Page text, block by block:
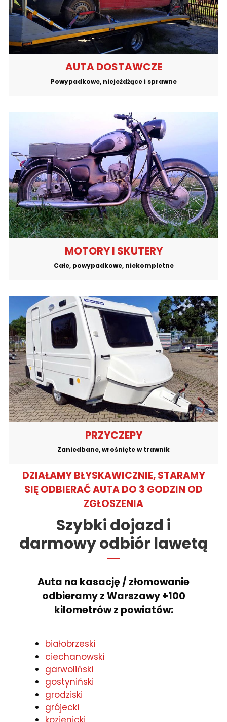
AUTA DOSTAWCZE
Powypadkowe, niejeżdżące i sprawne
MOTORY I SKUTERY
Całe, powypadkowe, niekompletne
PRZYCZEPY
Zaniedbane, wrośnięte w trawnik
DZIAŁAMY BŁYSKAWICZNIE, STARAMY
SIĘ ODBIERAĆ AUTA DO 3 GODZIN OD
ZGŁOSZENIA
Szybki dojazd i
darmowy odbiór lawetą
Auta na kasację / złomowanie
odbieramy z Warszawy +100
kilometrów z powiatów:
białobrzeski
ciechanowski
garwoliński
gostyniński
grodziski
grójecki